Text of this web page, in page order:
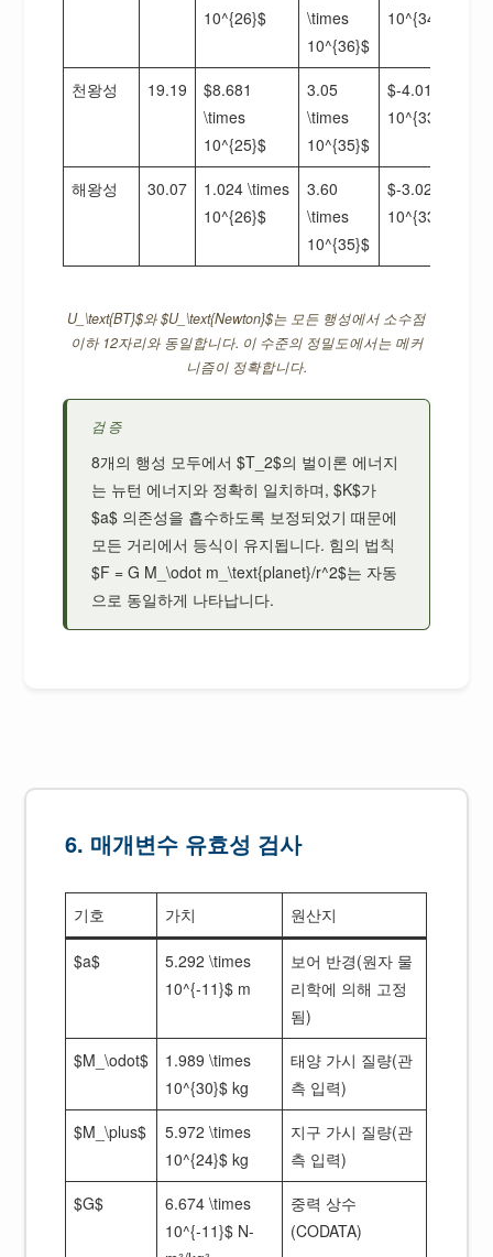
10^{26}$
\times
10^{36}$
10^{34}$
천왕성 19.19
$8.681
\times
10^{25}$
3.05
\times
10^{35}$
$-4.01 \times
10^{33}$
해왕성 30.07
1.024 \times
10^{26}$
3.60
\times
10^{35}$
$-3.02 \times
10^{33}$
U_\text{BT}$와 $U_\text{Newton}$는 모든 행성에서 소수점
이하 12자리와 동일합니다. 이 수준의 정밀도에서는 메커
니즘이 정확합니다.
검증
8개의 행성 모두에서 $T_2$의 벌이론 에너지
는 뉴턴 에너지와 정확히 일치하며, $K$가
$a$ 의존성을 흡수하도록 보정되었기 때문에
모든 거리에서 등식이 유지됩니다. 힘의 법칙
$F = G M_\odot m_\text{planet}/r^2$는 자동
으로 동일하게 나타납니다.
6. 매개변수 유효성 검사
기호 가치 원산지
$a$
5.292 \times
10^{-11}$ m
보어 반경(원자 물
리학에 의해 고정
됨)
$M_\odot$
1.989 \times
10^{30}$ kg
태양 가시 질량(관
측 입력)
$M_\plus$
5.972 \times
10^{24}$ kg
지구 가시 질량(관
측 입력)
$G$
6.674 \times
10^{-11}$ N-
중력 상수
(CODATA)